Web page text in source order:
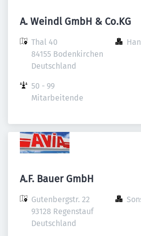
A. Weindl GmbH & Co.KG
Thal 40
84155 Bodenkirchen
Deutschland
50 - 99
Mitarbeitende
A.F. Bauer GmbH
Gutenbergstr. 22
93128 Regenstauf
Deutschland